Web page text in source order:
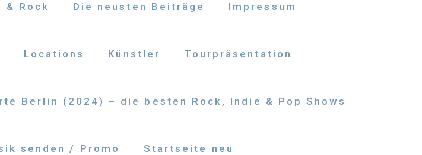
& Rock Die neusten Beiträge Impressum
Locations Künstler Tourpräsentation
Berlin (2024) – die besten Rock, Indie & Pop Shows
senden / Promo Startseite neu